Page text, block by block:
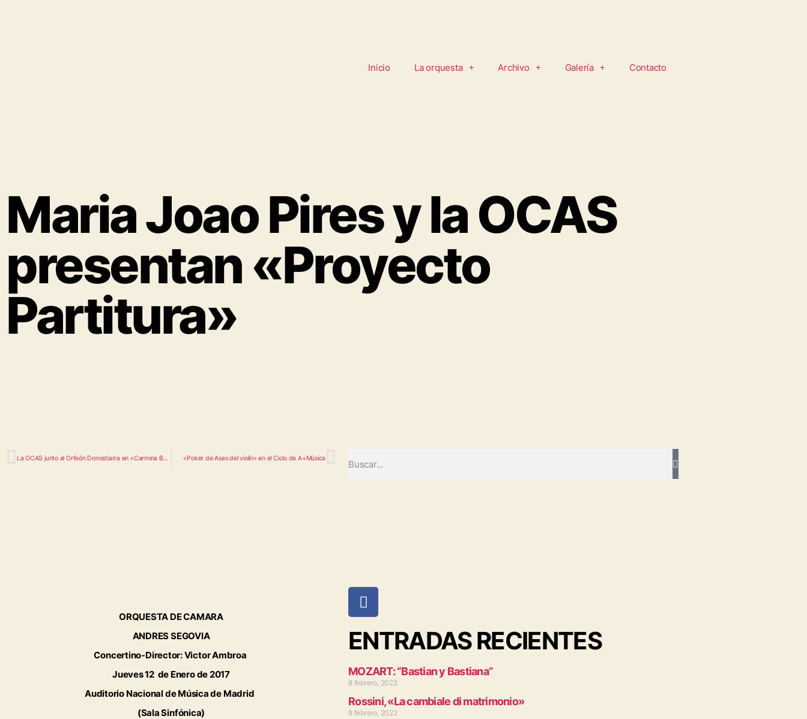
Inicio La orquesta Archivo Galería Contacto
Maria Joao Pires y la OCAS
presentan «Proyecto
Partitura»
La OCAS junto al Orfeón Donostiarra en «Carmina Burana» dentro del Ciclo de Juventudes Musicales de Madrid «Poker de Ases del violín» en el Ciclo de A+Música
ORQUESTA DE CAMARA
ANDRES SEGOVIA
Concertino-Director: Victor Ambroa
Jueves 12 de Enero de 2017
Auditorio Nacional de Música de Madrid
(Sala Sinfónica)
ENTRADAS RECIENTES
MOZART: “Bastian y Bastiana”
8 febrero, 2022
Rossini, «La cambiale di matrimonio»
8 febrero, 2022